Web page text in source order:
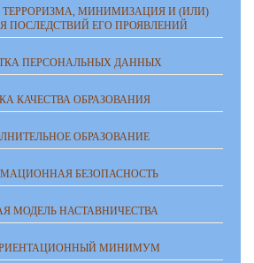
МИНИМИЗАЦИЯ И (ИЛИ)
ПОСЛЕДСТВИЙ ЕГО ПРОЯВЛЕНИЙ
ПЕРСОНАЛЬНЫХ ДАННЫХ
КАЧЕСТВА ОБРАЗОВАНИЯ
ОБРАЗОВАНИЕ
БЕЗОПАСНОСТЬ
МОДЕЛЬ НАСТАВНИЧЕСТВА
МИНИМУМ